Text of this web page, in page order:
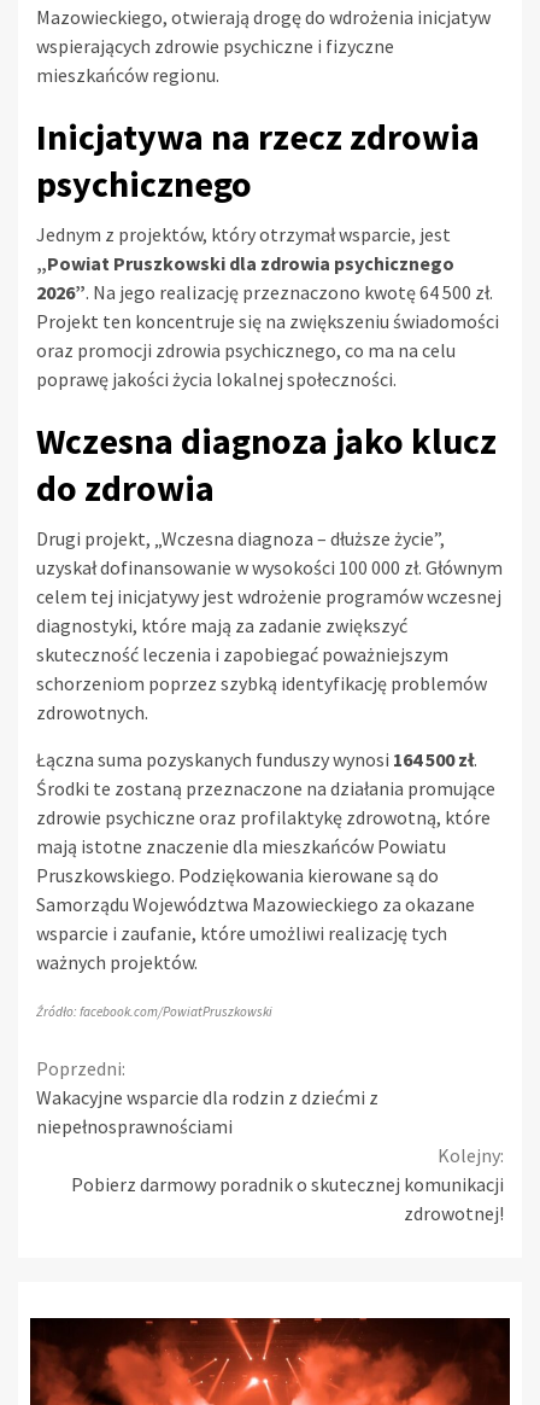
Mazowieckiego, otwierają drogę do wdrożenia inicjatyw
wspierających zdrowie psychiczne i fizyczne
mieszkańców regionu.
Inicjatywa na rzecz zdrowia
psychicznego
Jednym z projektów, który otrzymał wsparcie, jest
„Powiat Pruszkowski dla zdrowia psychicznego
2026”. Na jego realizację przeznaczono kwotę 64 500 zł.
Projekt ten koncentruje się na zwiększeniu świadomości
oraz promocji zdrowia psychicznego, co ma na celu
poprawę jakości życia lokalnej społeczności.
Wczesna diagnoza jako klucz
do zdrowia
Drugi projekt, „Wczesna diagnoza – dłuższe życie”,
uzyskał dofinansowanie w wysokości 100 000 zł. Głównym
celem tej inicjatywy jest wdrożenie programów wczesnej
diagnostyki, które mają za zadanie zwiększyć
skuteczność leczenia i zapobiegać poważniejszym
schorzeniom poprzez szybką identyfikację problemów
zdrowotnych.
Łączna suma pozyskanych funduszy wynosi 164 500 zł.
Środki te zostaną przeznaczone na działania promujące
zdrowie psychiczne oraz profilaktykę zdrowotną, które
mają istotne znaczenie dla mieszkańców Powiatu
Pruszkowskiego. Podziękowania kierowane są do
Samorządu Województwa Mazowieckiego za okazane
wsparcie i zaufanie, które umożliwi realizację tych
ważnych projektów.
Źródło: facebook.com/PowiatPruszkowski
Continue
Reading
Poprzedni:
Wakacyjne wsparcie dla rodzin z dziećmi z
niepełnosprawnościami
Kolejny:
Pobierz darmowy poradnik o skutecznej komunikacji
zdrowotnej!